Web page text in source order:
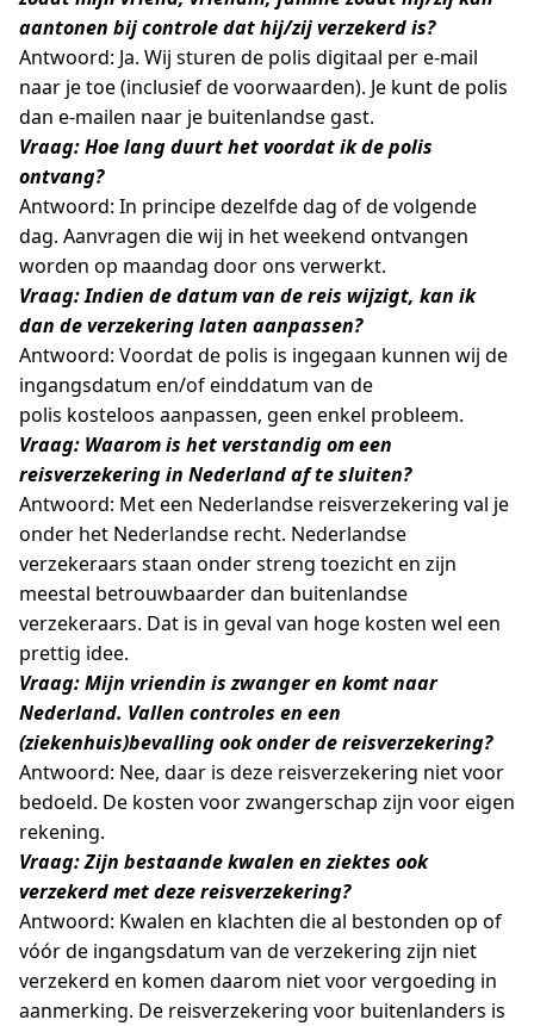
aantonen bij controle dat hij/zij verzekerd is?
Antwoord: Ja. Wij sturen de polis digitaal per e-mail
naar je toe (inclusief de voorwaarden). Je kunt de polis
dan e-mailen naar je buitenlandse gast.
Vraag: Hoe lang duurt het voordat ik de polis
ontvang?
Antwoord: In principe dezelfde dag of de volgende
dag. Aanvragen die wij in het weekend ontvangen
worden op maandag door ons verwerkt.
Vraag: Indien de datum van de reis wijzigt, kan ik
dan de verzekering laten aanpassen?
Antwoord: Voordat de polis is ingegaan kunnen wij de
ingangsdatum en/of einddatum van de
polis kosteloos aanpassen, geen enkel probleem.
Vraag: Waarom is het verstandig om een
reisverzekering in Nederland af te sluiten?
Antwoord: Met een Nederlandse reisverzekering val je
onder het Nederlandse recht. Nederlandse
verzekeraars staan onder streng toezicht en zijn
meestal betrouwbaarder dan buitenlandse
verzekeraars. Dat is in geval van hoge kosten wel een
prettig idee.
Vraag: Mijn vriendin is zwanger en komt naar
Nederland. Vallen controles en een
(ziekenhuis)bevalling ook onder de reisverzekering?
Antwoord: Nee, daar is deze reisverzekering niet voor
bedoeld. De kosten voor zwangerschap zijn voor eigen
rekening.
Vraag: Zijn bestaande kwalen en ziektes ook
verzekerd met deze reisverzekering?
Antwoord: Kwalen en klachten die al bestonden op of
vóór de ingangsdatum van de verzekering zijn niet
verzekerd en komen daarom niet voor vergoeding in
aanmerking. De reisverzekering voor buitenlanders is